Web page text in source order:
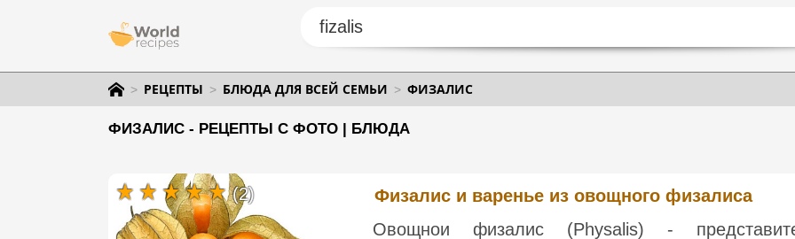
РЕЦЕПТЫ БЛЮДА ДЛЯ ВСЕЙ СЕМЬИ ФИЗАЛИС
ФИЗАЛИС - РЕЦЕПТЫ С ФОТО | БЛЮДА
Физалис и варенье из овощного физалиса
Овощнои физалис (Physalis) -
(2)